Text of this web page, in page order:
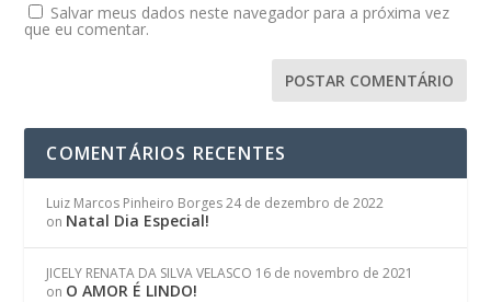
Salvar meus dados neste navegador para a próxima vez
que eu comentar.
COMENTÁRIOS RECENTES
Luiz Marcos Pinheiro Borges 24 de dezembro de 2022
on Natal Dia Especial!
JICELY RENATA DA SILVA VELASCO 16 de novembro de 2021
on O AMOR É LINDO!